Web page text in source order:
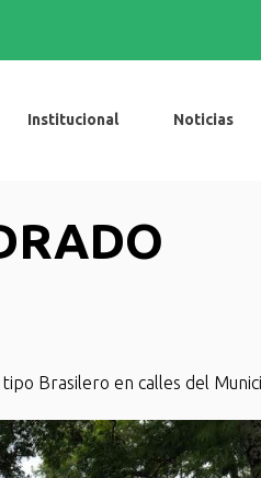
Noticias
Institucional
Brasilero en calles del